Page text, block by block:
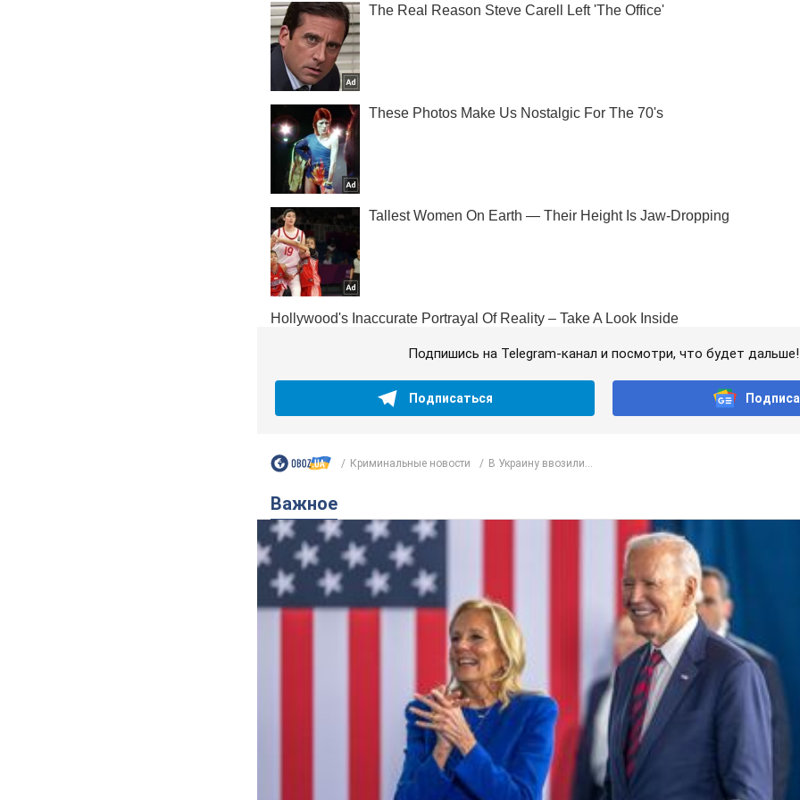
Подпишись на Telegram-канал и посмотри, что будет дальше!
Подписаться
Криминальные новости В Украину ввозили...
Важное